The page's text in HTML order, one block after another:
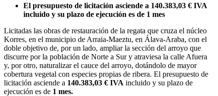
El presupuesto de licitación asciende a 140.383,03 € IVA
incluido y su plazo de ejecución es de 1 mes
Licitadas las obras de restauración de la regata que cruza el núcleo
Korres, en el municipio de Arraia-Maeztu, en Álava-Araba, con el
doble objetivo de, por un lado, ampliar la sección del arroyo que
discurre por la población de Norte a Sur y atraviesa la calle Afuera
y, por otro, naturalizar el cauce del arroyo, dotándolo de mayor
cobertura vegetal con especies propias de ribera. El presupuesto de
licitación asciende a 140.383,03 € IVA incluido y su plazo de
ejecución es de 1 mes.